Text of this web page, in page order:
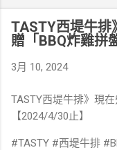
TASTY西堤牛排
贈「BBQ炸雞拼
3月 10, 2024
TASTY西堤牛排》現
【2024/4/30止】
#TASTY #西堤牛排